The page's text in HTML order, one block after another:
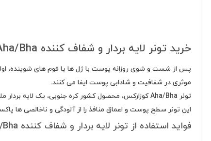
خرید تونر لایه بردار و شفاف کننده Aha/Bha کوزارکس
پس از شست و شوی روزانه پوست با ژل ها یا فوم های شوینده،
موثری در شفافیت و شادابی پوست ایفا می کنند.
تونر Aha/Bha کوزارکس، محصول کشور کره جنوبی، یک لایه بردار ملایم و روزانه به شمار می رود که با از بین بردن سلول های مرده، ظاهری شفاف و یکدست به ارمغان می آورد.
این تونر سطح پوست و اعماق منافذ را از آلودگی و ناخالصی ها
فواید استفاده از تونر لایه بردار و شفاف کننده Aha/Bha کوزارکس